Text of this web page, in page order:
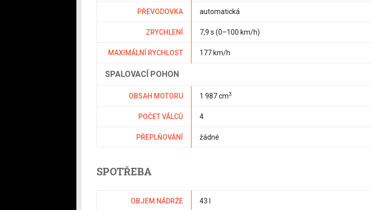
PŘEVODOVKA automatická
ZRYCHLENÍ 7,9 s (0–100 km/h)
MAXIMÁLNÍ RYCHLOST 177 km/h
SPALOVACÍ POHON
OBSAH MOTORU 1 987 cm3
POČET VÁLCŮ 4
PŘEPLŇOVÁNÍ žádné
SPOTŘEBA
OBJEM NÁDRŽE 43 l